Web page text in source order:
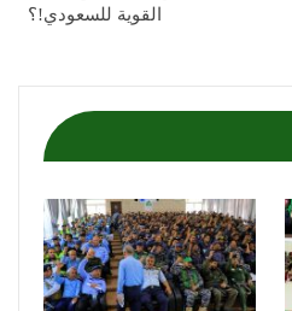
القوية للسعودي!؟